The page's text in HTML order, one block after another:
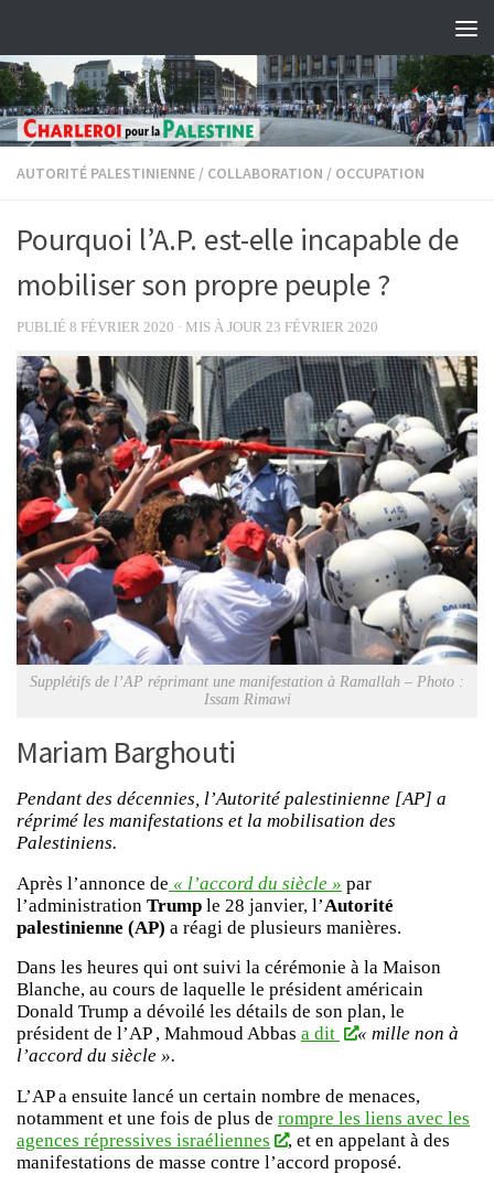
AUTORITÉ PALESTINIENNE / COLLABORATION / OCCUPATION
Pourquoi l’A.P. est-elle incapable de
mobiliser son propre peuple ?
PUBLIÉ 8 FÉVRIER 2020 · MIS À JOUR 23 FÉVRIER 2020
Supplétifs de l’AP réprimant une manifestation à Ramallah – Photo :
Issam Rimawi
Mariam Barghouti
Pendant des décennies, l’Autorité palestinienne [AP] a
réprimé les manifestations et la mobilisation des
Palestiniens.
Après l’annonce de « l’accord du siècle » par
l’administration Trump le 28 janvier, l’Autorité
palestinienne (AP) a réagi de plusieurs manières.
Dans les heures qui ont suivi la cérémonie à la Maison
Blanche, au cours de laquelle le président américain
Donald Trump a dévoilé les détails de son plan, le
président de l’AP , Mahmoud Abbas a dit
« mille non à
l’accord du siècle ».
L’AP a ensuite lancé un certain nombre de menaces,
notamment et une fois de plus de rompre les liens avec les
agences répressives israéliennes
, et en appelant à des
manifestations de masse contre l’accord proposé.